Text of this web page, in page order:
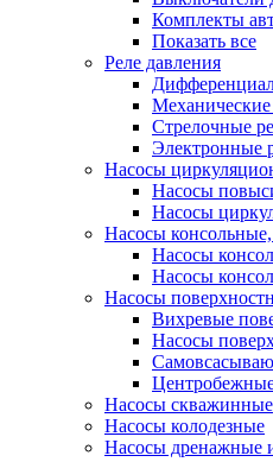
Комплекты
Показать все
Реле давления
Механические
Стрелочные
Электронные
Насосы
Насосы
Насосы
Насосы
Насосы
Насосы
Насосы
Вихревые
Насосы
Насосы скважинные
Насосы колодезные
Насосы дренажные